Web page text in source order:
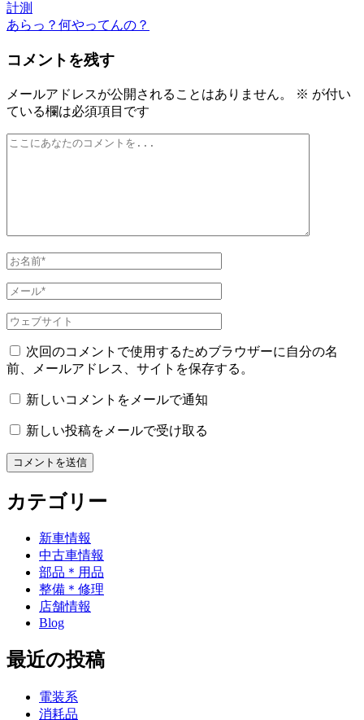
投
稿
ナ
ビ
ゲ
ー
計測
あらっ？何やってんの？
コメントを残す
メールアドレスが公開されることはありません。 ※ が付い
ている欄は必須項目です
次回のコメントで使用するためブラウザーに自分の名
前、メールアドレス、サイトを保存する。
新しいコメントをメールで通知
新しい投稿をメールで受け取る
カテゴリー
新車情報
中古車情報
部品＊用品
整備＊修理
店舗情報
Blog
最近の投稿
電装系
消耗品